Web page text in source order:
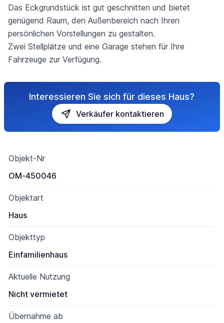
Das Eckgrundstück ist gut geschnitten und bietet
genügend Raum, den Außenbereich nach Ihren
persönlichen Vorstellungen zu gestalten.
Zwei Stellplätze und eine Garage stehen für Ihre
Fahrzeuge zur Verfügung.
Interessieren Sie sich für dieses Haus?
Verkäufer kontaktieren
Objekt-Nr
OM-450046
Objektart
Haus
Objekttyp
Einfamilienhaus
Aktuelle Nutzung
Nicht vermietet
Übernahme ab